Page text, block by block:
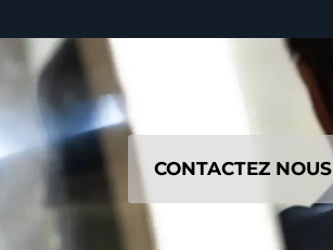
CONTACTEZ NOUS